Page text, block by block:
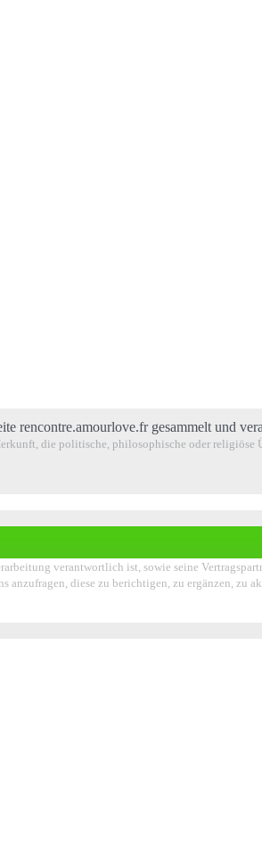
rencontre.amourlove.fr gesammelt und
die politische, philosophische oder
verantwortlich ist, sowie seine
diese zu berichtigen, zu ergänzen, zu